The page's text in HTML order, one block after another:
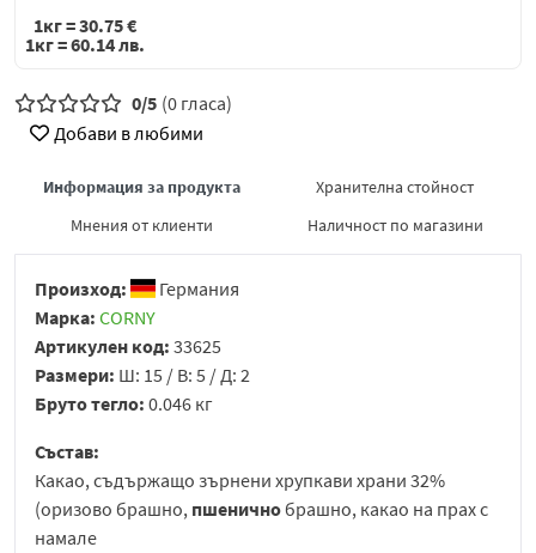
1кг =30.75€
1кг =60.14лв.
0/5 (0 гласа)
Добави в любими
Информация за продукта
Хранителна стойност
Мнения от клиенти
Наличност по магазини
Произход:
Германия
Марка: CORNY
Артикулен код: 33625
Размери: Ш: 15 / В: 5 / Д: 2
Бруто тегло: 0.046 кг
Състав:
Какао, съдържащо зърнени хрупкави храни 32%
(оризово брашно, пшеничнобрашно, какао на прах с
намале